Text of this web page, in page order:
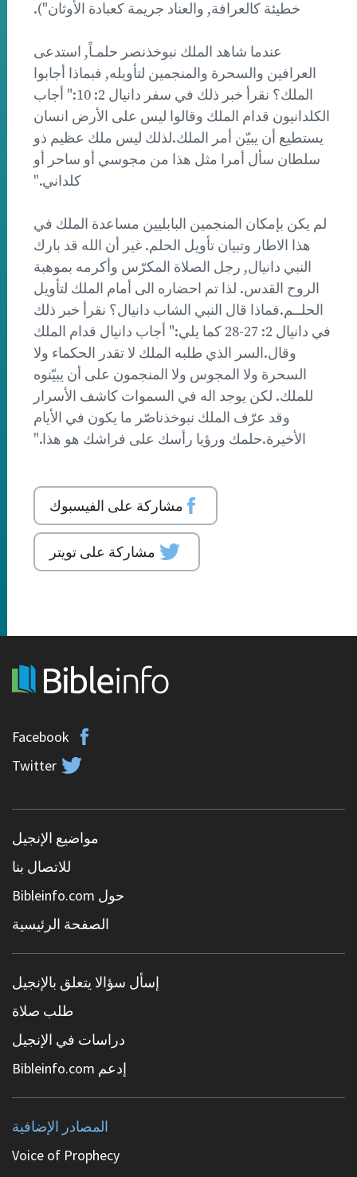
خطيئة كالعرافة, والعناد جريمة كعبادة الأوثان").
عندما شاهد الملك نبوخذنصر حلمـاً, استدعى
العرافين والسحرة والمنجمين لتأويله, فبماذا أجابوا
الملك؟ نقرأ خبر ذلك في سفر دانيال 2: 10:" أجاب
الكلدانيون قدام الملك وقالوا ليس على الأرض انسان
يستطيع أن يبيّن أمر الملك.لذلك ليس ملك عظيم ذو
سلطان سأل أمرا مثل هذا من مجوسي أو ساحر أو
كلداني."
لم يكن بإمكان المنجمين البابليين مساعدة الملك في
هذا الاطار وتبيان تأويل الحلم. غير أن الله قد بارك
النبي دانيال, رجل الصلاة المكرّس وأكرمه بموهبة
الروح القدس. لذا تم احضاره الى أمام الملك لتأويل
الحلــم.فماذا قال النبي الشاب دانيال؟ نقرأ خبر ذلك
في دانيال 2: 27-28 كما يلي:" أجاب دانيال قدام الملك
وقال.السر الذي طلبه الملك لا تقدر الحكماء ولا
السحرة ولا المجوس ولا المنجمون على أن يبيّنوه
للملك. لكن يوجد اله في السموات كاشف الأسرار
وقد عرّف الملك نبوخذناصّر ما يكون في الأيام
الأخيرة.حلمك ورؤيا رأسك على فراشك هو هذا."
مشاركة على الفيسبوك
مشاركة على تويتر
Facebook
Twitter
مواضيع الإنجيل
للاتصال بنا
حول Bibleinfo.com
الصفحة الرئيسية
إسأل سؤالا يتعلق بالإنجيل
طلب صلاة
دراسات في الإنجيل
إدعم Bibleinfo.com
المصادر الإضافية
Voice of Prophecy